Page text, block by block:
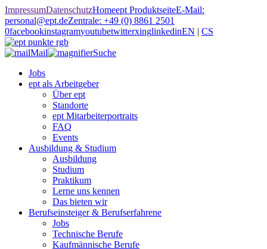
ImpressumDatenschutzHomeept ProduktseiteE-Mail:
personal@ept.deZentrale: +49 (0) 8861 2501
0facebookinstagramyoutubetwitterxinglinkedinEN | CS
Mail
Suche
Jobs
ept als Arbeitgeber
Über ept
Standorte
ept Mitarbeiterportraits
FAQ
Events
Ausbildung & Studium
Ausbildung
Studium
Praktikum
Lerne uns kennen
Das bieten wir
Berufseinsteiger & Berufserfahrene
Jobs
Technische Berufe
Kaufmännische Berufe